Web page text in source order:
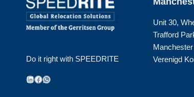
Do it right with SPEEDRITE
LinkedIn
Facebook
WhatsApp
Unit 30,
Trafford
Verenigd